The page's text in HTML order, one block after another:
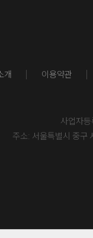
개 이용약관
사업자
주소: 서울특별시 중구